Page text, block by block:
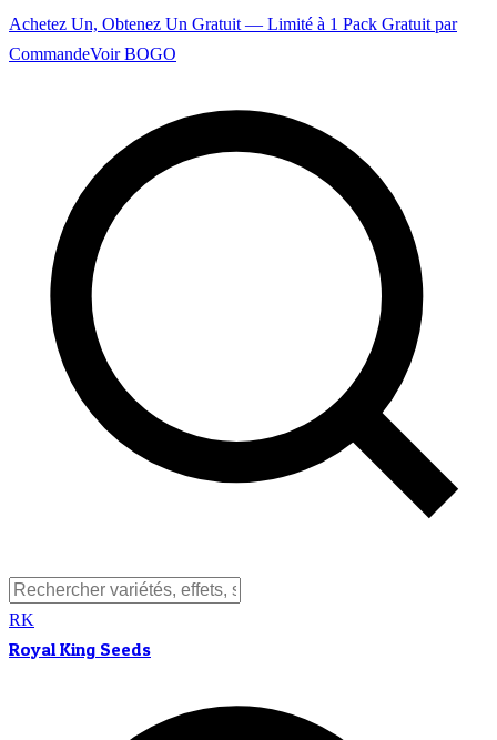
Achetez Un, Obtenez Un Gratuit — Limité à 1 Pack Gratuit par
CommandeVoir BOGO
RK
Royal King Seeds